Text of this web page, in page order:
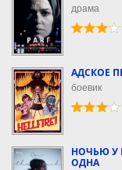
драма
АДСКОЕ
боевик
НОЧЬЮ У
ОДНА